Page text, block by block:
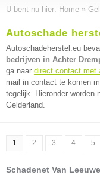
U bent nu hier: Home »
Autoschade
Autoschadeherstel.eu
bedrijven in Achter
ga naar direct contact met
mail in contact te komen
tegelijk. Hieronder worden
Gelderland.
1 2 3 4 5
Schadenet Van